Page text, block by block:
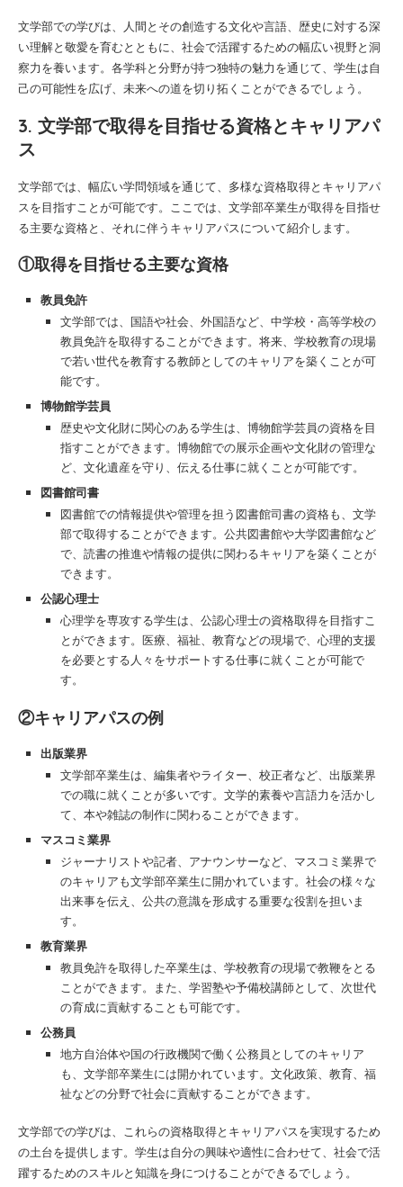
文学部での学びは、人間とその創造する文化や言語、歴史に対する深
い理解と敬愛を育むとともに、社会で活躍するための幅広い視野と洞
察力を養います。各学科と分野が持つ独特の魅力を通じて、学生は自
己の可能性を広げ、未来への道を切り拓くことができるでしょう。
3. 文学部で取得を目指せる資格とキャリアパ
ス
文学部では、幅広い学問領域を通じて、多様な資格取得とキャリアパ
スを目指すことが可能です。ここでは、文学部卒業生が取得を目指せ
る主要な資格と、それに伴うキャリアパスについて紹介します。
①取得を目指せる主要な資格
教員免許
文学部では、国語や社会、外国語など、中学校・高等学校の
教員免許を取得することができます。将来、学校教育の現場
で若い世代を教育する教師としてのキャリアを築くことが可
能です。
博物館学芸員
歴史や文化財に関心のある学生は、博物館学芸員の資格を目
指すことができます。博物館での展示企画や文化財の管理な
ど、文化遺産を守り、伝える仕事に就くことが可能です。
図書館司書
図書館での情報提供や管理を担う図書館司書の資格も、文学
部で取得することができます。公共図書館や大学図書館など
で、読書の推進や情報の提供に関わるキャリアを築くことが
できます。
公認心理士
心理学を専攻する学生は、公認心理士の資格取得を目指すこ
とができます。医療、福祉、教育などの現場で、心理的支援
を必要とする人々をサポートする仕事に就くことが可能で
す。
②キャリアパスの例
出版業界
文学部卒業生は、編集者やライター、校正者など、出版業界
での職に就くことが多いです。文学的素養や言語力を活かし
て、本や雑誌の制作に関わることができます。
マスコミ業界
ジャーナリストや記者、アナウンサーなど、マスコミ業界で
のキャリアも文学部卒業生に開かれています。社会の様々な
出来事を伝え、公共の意識を形成する重要な役割を担いま
す。
教育業界
教員免許を取得した卒業生は、学校教育の現場で教鞭をとる
ことができます。また、学習塾や予備校講師として、次世代
の育成に貢献することも可能です。
公務員
地方自治体や国の行政機関で働く公務員としてのキャリア
も、文学部卒業生には開かれています。文化政策、教育、福
祉などの分野で社会に貢献することができます。
文学部での学びは、これらの資格取得とキャリアパスを実現するため
の土台を提供します。学生は自分の興味や適性に合わせて、社会で活
躍するためのスキルと知識を身につけることができるでしょう。